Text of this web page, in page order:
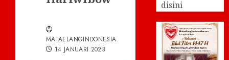
MATAELANGINDONESIA
14 JANUARI 2023
disini